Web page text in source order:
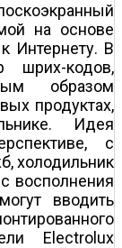
на основе
Интернету. В
шрих-кодов,
образом
продуктах,
Идея
с
холодильник
восполнения
вводить
Electrolux